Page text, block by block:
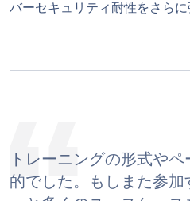
バーセキュリティ耐性をさら
トレーニングの形式や
的でした。もしまた参